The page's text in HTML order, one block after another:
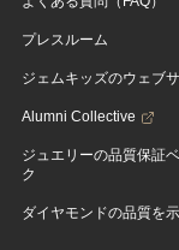
プレスルーム
ジェムキッズのウェブ
Alumni Collective
ジュエリーの品質保証
ク
ダイヤモンドの品質を